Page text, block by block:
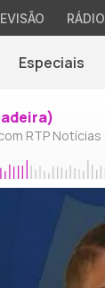
RÁDIO
Especiais
RTP Notícias